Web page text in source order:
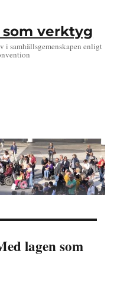
som verktyg
i samhällsgemenskapen enligt
lagen som